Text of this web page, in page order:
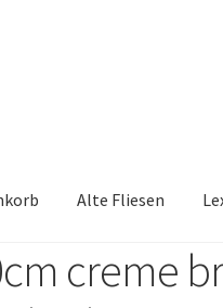
Alte Fliesen
Austauschfliesen,
creme